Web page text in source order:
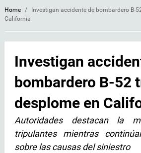
Home /
Investigan accidente de bombardero B-
California
Investigan
bombardero B-52
desplome en
Autoridades destacan la
tripulantes mientras
sobre las causas del siniestro